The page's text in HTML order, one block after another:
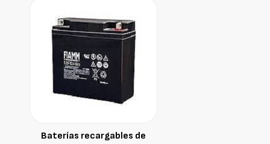
Baterías recargables de